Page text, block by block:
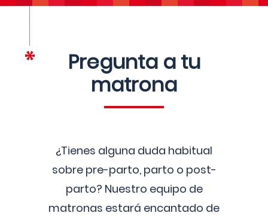
Pregunta a tu
matrona
¿Tienes alguna duda habitual
sobre pre-parto, parto o post-
parto? Nuestro equipo de
matronas estará encantado de